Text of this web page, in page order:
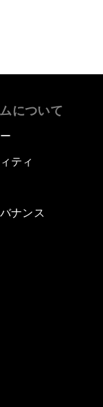
について
ティ
ナンス